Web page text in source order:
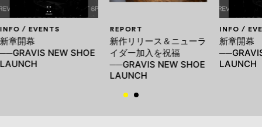
INFO / EVENTS
新章開幕
──GRAVIS NEW SHOE
LAUNCH
REPORT
新作リリース＆ニューラ
イダー加入を祝福
──GRAVIS NEW SHOE
LAUNCH
INFO /
新章開幕
LAUNCH